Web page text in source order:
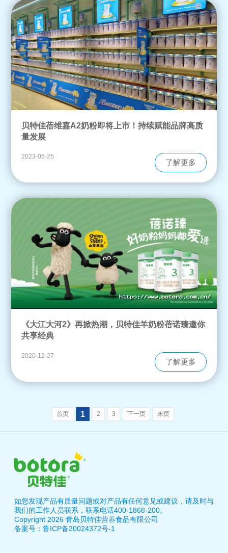
贝特佳蓓维嘉A2奶粉即将上市！持续赋能品牌高质
量发展
2023-05-25
了解更多
《大江大河2》再掀热潮，贝特佳羊奶粉蓓诺臻邀你
共享经典
2020-12-27
了解更多
首页 1 2 3 下一页 末页
如您发现产品有质量问题或对产品有任何意见或建议，请及时与
我们的工作人员联系，联系电话400-1868-200。
Copyright 2026 青岛贝特佳营养食品有限公司
备案号：鲁ICP备20024372号-1